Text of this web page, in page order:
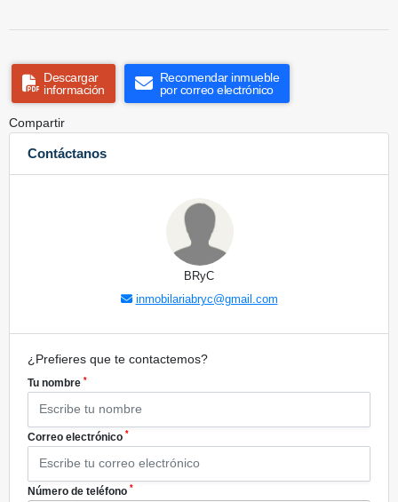
Descargar
información
Recomendar inmueble
por correo electrónico
Compartir
Contáctanos
BRyC
inmobilariabryc@gmail.com
¿Prefieres que te contactemos?
Tu nombre *
Correo electrónico *
Número de teléfono *